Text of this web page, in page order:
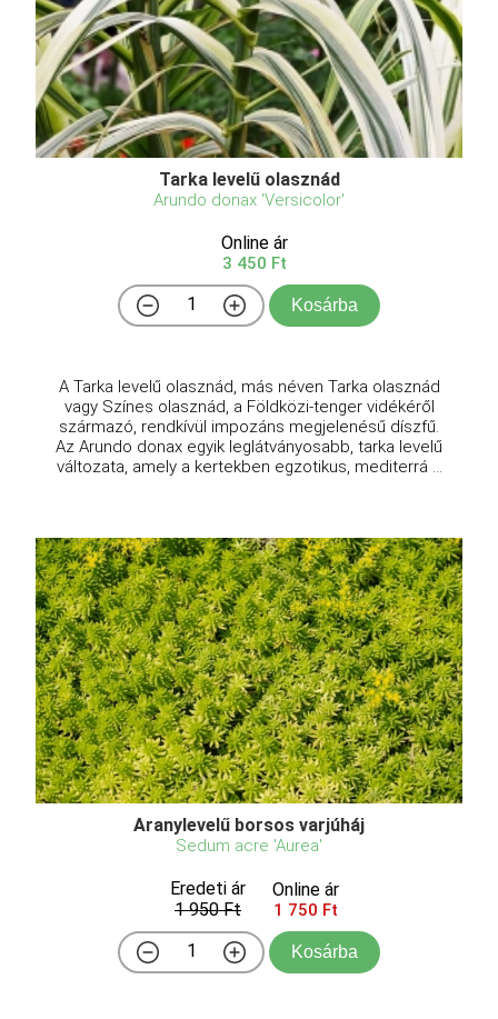
Tarka levelű olasznád
Arundo donax 'Versicolor'
Online ár
3 450 Ft
Kosárba
A Tarka levelű olasznád, más néven Tarka olasznád
vagy Színes olasznád, a Földközi-tenger vidékéről
származó, rendkívül impozáns megjelenésű díszfű.
Az Arundo donax egyik leglátványosabb, tarka levelű
változata, amely a kertekben egzotikus, mediterrá ...
Aranylevelű borsos varjúháj
Sedum acre 'Aurea'
Eredeti ár
1 950 Ft
Online ár
1 750 Ft
Kosárba